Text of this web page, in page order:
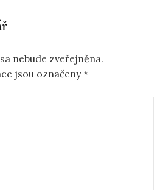
nebude zveřejněna.
jsou označeny*